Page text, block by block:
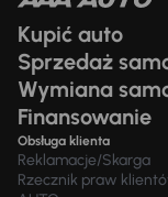
Kupić auto
Sprzedaż
Wymiana
Finansowanie
Obsługa klienta
Reklamacje/Skarga
Rzecznik praw